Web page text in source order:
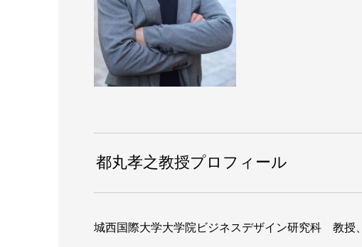
都丸孝之教授プロフィール
城西国際大学大学院ビジネスデザイン研究科 教授、